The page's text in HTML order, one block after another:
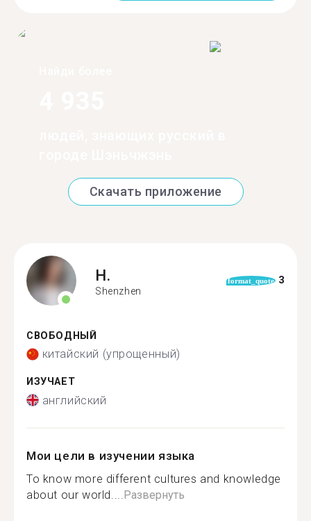
Скачать приложение
H.
Shenzhen
format_quote 3
СВОБОДНЫЙ
китайский (упрощенный)
ИЗУЧАЕТ
английский
Мои цели в изучении языка
To know more different cultures and knowledge
about our world.... Развернуть